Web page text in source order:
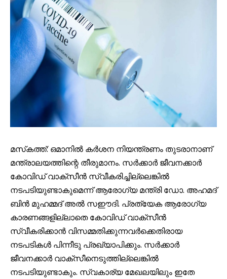
മസ്‌കത്ത്: ഒമാനിൽ കർശന നിയന്ത്രണം തുടരാനാണ്
മന്ത്രാലയത്തിന്റെ തീരുമാനം. സര്‍ക്കാര്‍ ജീവനക്കാര്‍
കോവിഡ് വാക്സീന്‍ സ്വീകരിച്ചില്ലെങ്കില്‍
നടപടിയുണ്ടാകുമെന്ന് ആരോഗ്യ മന്ത്രി ഡോ. അഹമദ്
ബിന്‍ മുഹമ്മദ് അല്‍ സഈദി. പ്രത്യേക ആരോഗ്യ
കാരണങ്ങളില്ലാതെ കോവിഡ് വാക്സീന്‍
സ്വീകരിക്കാന്‍ വിസമ്മതിക്കുന്നവര്‍ക്കെതിരായ
നടപടികള്‍ പിന്നീടു പ്രഖ്യാപിക്കും. സര്‍ക്കാര്‍
ജീവനക്കാര്‍ വാക്സീനെടുത്തില്ലെങ്കില്‍
നടപടിയുണ്ടാകും. സ്വകാര്യ മേഖലയിലും ഇതേ